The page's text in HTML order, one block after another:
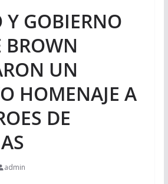
Y GOBIERNO
BROWN
UN
HOMENAJE A
DE
admin